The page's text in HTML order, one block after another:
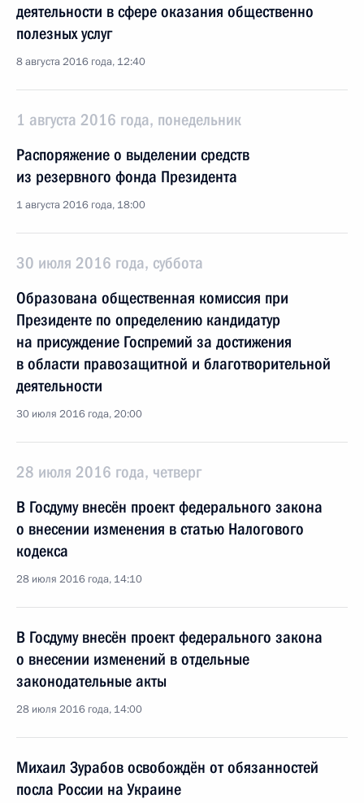
деятельности в сфере оказания общественно
полезных услуг
8 августа 2016 года, 12:40
1 августа 2016 года, понедельник
Распоряжение о выделении средств
из резервного фонда Президента
1 августа 2016 года, 18:00
30 июля 2016 года, суббота
Образована общественная комиссия при
Президенте по определению кандидатур
на присуждение Госпремий за достижения
в области правозащитной и благотворительной
деятельности
30 июля 2016 года, 20:00
28 июля 2016 года, четверг
В Госдуму внесён проект федерального закона
о внесении изменения в статью Налогового
кодекса
28 июля 2016 года, 14:10
В Госдуму внесён проект федерального закона
о внесении изменений в отдельные
законодательные акты
28 июля 2016 года, 14:00
Михаил Зурабов освобождён от обязанностей
посла России на Украине